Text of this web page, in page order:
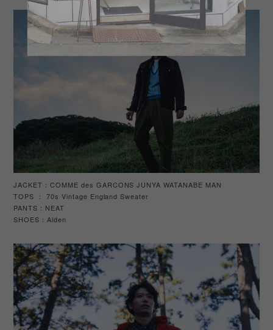
JACKET：COMME des GARCONS JUNYA WATANABE MAN
TOPS ： 70s Vintage England Sweater
PANTS：NEAT
SHOES ：Alden